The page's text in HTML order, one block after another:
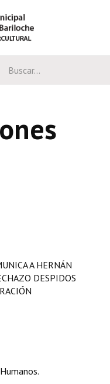
A HERNÁN
DESPIDOS